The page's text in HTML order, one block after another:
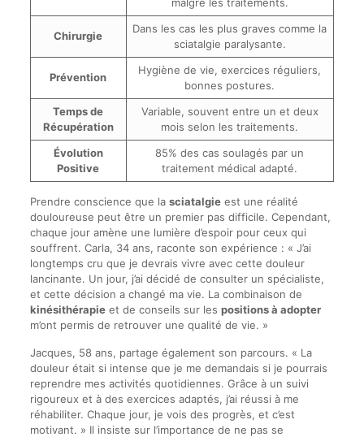
Chirurgie
Dans les cas les plus graves comme la
sciatalgie paralysante.
Prévention
Hygiène de vie, exercices réguliers,
bonnes postures.
Temps de
Récupération
Variable, souvent entre un et deux
mois selon les traitements.
Évolution
Positive
85% des cas soulagés par un
traitement médical adapté.
Prendre conscience que la sciatalgieest une réalité
douloureuse peut être un premier pas difficile. Cependant,
chaque jour amène une lumière d’espoir pour ceux qui
souffrent. Carla, 34 ans, raconte son expérience : « J’ai
longtemps cru que je devrais vivre avec cette douleur
lancinante. Un jour, j’ai décidé de consulter un spécialiste,
et cette décision a changé ma vie. La combinaison de
kinésithérapieet de conseils sur les positions à adopter
m’ont permis de retrouver une qualité de vie. »
Jacques, 58 ans, partage également son parcours. « La
douleur était si intense que je me demandais si je pourrais
reprendre mes activités quotidiennes. Grâce à un suivi
rigoureux et à des exercices adaptés, j’ai réussi à me
réhabiliter. Chaque jour, je vois des progrès, et c’est
motivant. » Il insiste sur l’importance de ne pas se